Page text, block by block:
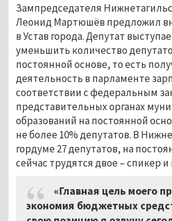
Зампредседателя
Леонид Мартюшёв предложил
в Устав города. Депутат
уменьшить количество
постоянной основе, то есть
деятельность в парламенте
соответствии с федеральным
представительных органах
образований на постоянной
не более 10% депутатов. В
гордуме 27 депутатов, на
сейчас трудятся двое – спикер
«Главная цель моего
экономия бюджетных